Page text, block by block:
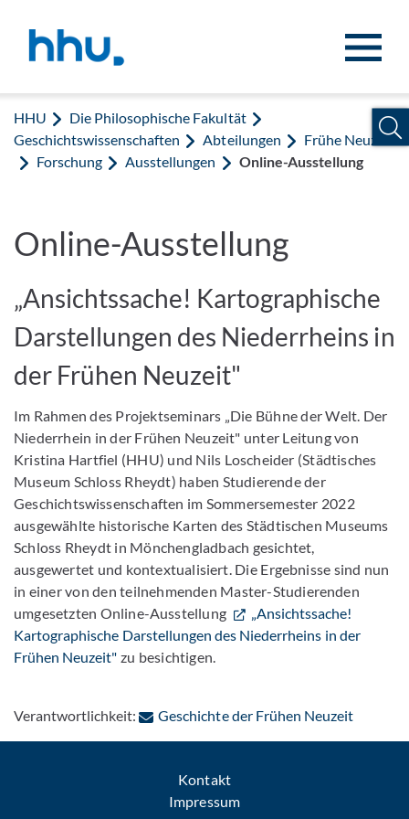
HHU
Die Philosophische Fakultät
Geschichtswissenschaften
Abteilungen
Frühe Neuzeit
Forschung
Ausstellungen Online-Ausstellung
Online-Ausstellung
„Ansichtssache! Kartographische
Darstellungen des Niederrheins in
der Frühen Neuzeit"
Im Rahmen des Projektseminars „Die Bühne der Welt. Der
Niederrhein in der Frühen Neuzeit" unter Leitung von
Kristina Hartfiel (HHU) und Nils Loscheider (Städtisches
Museum Schloss Rheydt) haben Studierende der
Geschichtswissenschaften im Sommersemester 2022
ausgewählte historische Karten des Städtischen Museums
Schloss Rheydt in Mönchengladbach gesichtet,
ausgewertet und kontextualisiert. Die Ergebnisse sind nun
in einer von den teilnehmenden Master-Studierenden
umgesetzten Online-Ausstellung
„Ansichtssache!
Kartographische Darstellungen des Niederrheins in der
Frühen Neuzeit" zu besichtigen.
Verantwortlichkeit: Geschichte der Frühen Neuzeit: Per E-
Kontakt
Impressum